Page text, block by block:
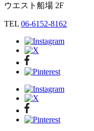
ウエスト船場 2F
TEL 06-6152-8162